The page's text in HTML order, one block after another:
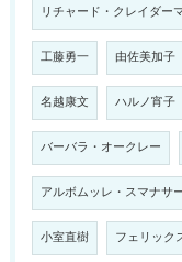
リチャード・クレイダー
工藤勇一 由佐美加子
名越康文 ハルノ宵子
バーバラ・オークレー
アルボムッレ・スマナサ
小室直樹 フェリック